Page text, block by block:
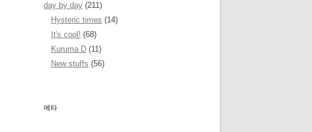
day by day (211)
Hysteric times (14)
It's cool! (68)
Kuruma D (11)
New stuffs (56)
메타